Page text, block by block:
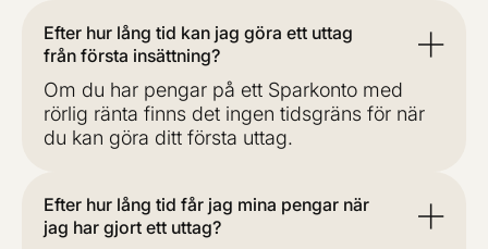
Efter hur lång tid kan jag göra ett uttag
från första insättning?
Om du har pengar på ett Sparkonto med
rörlig ränta finns det ingen tidsgräns för när
du kan göra ditt första uttag.
Efter hur lång tid får jag mina pengar när
jag har gjort ett uttag?